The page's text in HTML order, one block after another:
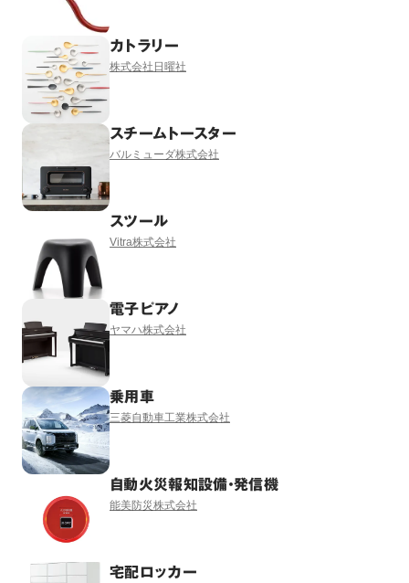
カトラリー
株式会社日曜社
スチームトースター
バルミューダ株式会社
スツール
Vitra株式会社
電子ピアノ
ヤマハ株式会社
乗用車
三菱自動車工業株式会社
自動火災報知設備・発信機
能美防災株式会社
宅配ロッカー